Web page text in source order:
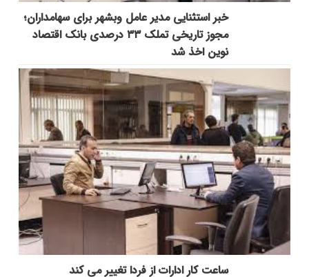
خبر استثنایی مدیر عامل وبشهر برای سهامداران؛
مجوز تاریخی تملک ۳۳ درصدی بانک اقتصاد
نوین اخذ شد
ساعت کار ادارات از فردا تغییر می کند